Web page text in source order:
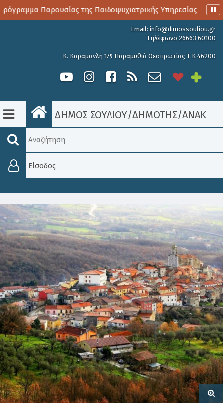
Παρουσίας της Παιδοψυχιατρικής Υπηρεσίας
Email: info@dimossouliou.gr
Τηλέφωνο 26663 60100
Κ. Καραμανλή 179 Παραμυθιά Θεσπρωτίας Τ.Κ 46200
ΔΗΜΟΣ ΣΟΥΛΙΟΥ/ΔΗΜΟΤΗΣ/
Είσοδος